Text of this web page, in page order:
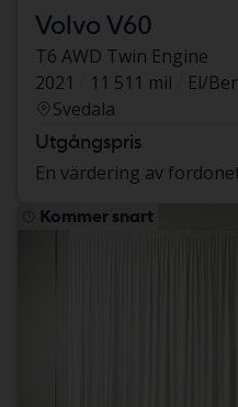
Volvo V60
T6 AWD Twin Engine
2021
11 511 mil
El/
Svedala
Utgångspris
En värdering av
Kommer snart